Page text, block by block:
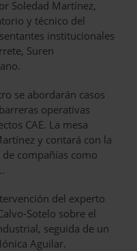
Soledad Martínez,
y técnico del
institucionales
Suren
se abordarán casos
operativas
CAE. La mesa
y contará con la
compañías como
.
del experto
Sotelo sobre el
seguida de un
Aguilar.